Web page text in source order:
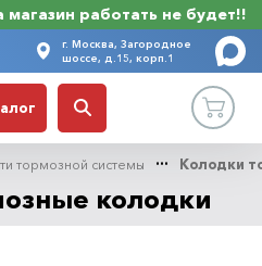
магазин работать не будет!!
г. Москва, Загородное
шоссе, д.15, корп.1
тормозной системы Колодки
колодки